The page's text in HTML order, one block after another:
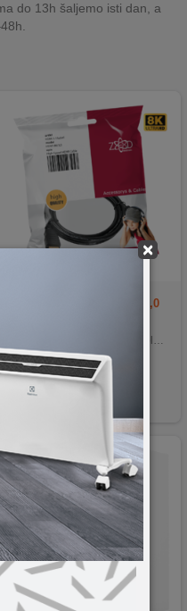
×
do 13h šaljemo isti dan, a
HDMI-8K/3,0
Ethernet funkcija.
Pozlaćeni konektori.
Dužina kabla 3 metra.